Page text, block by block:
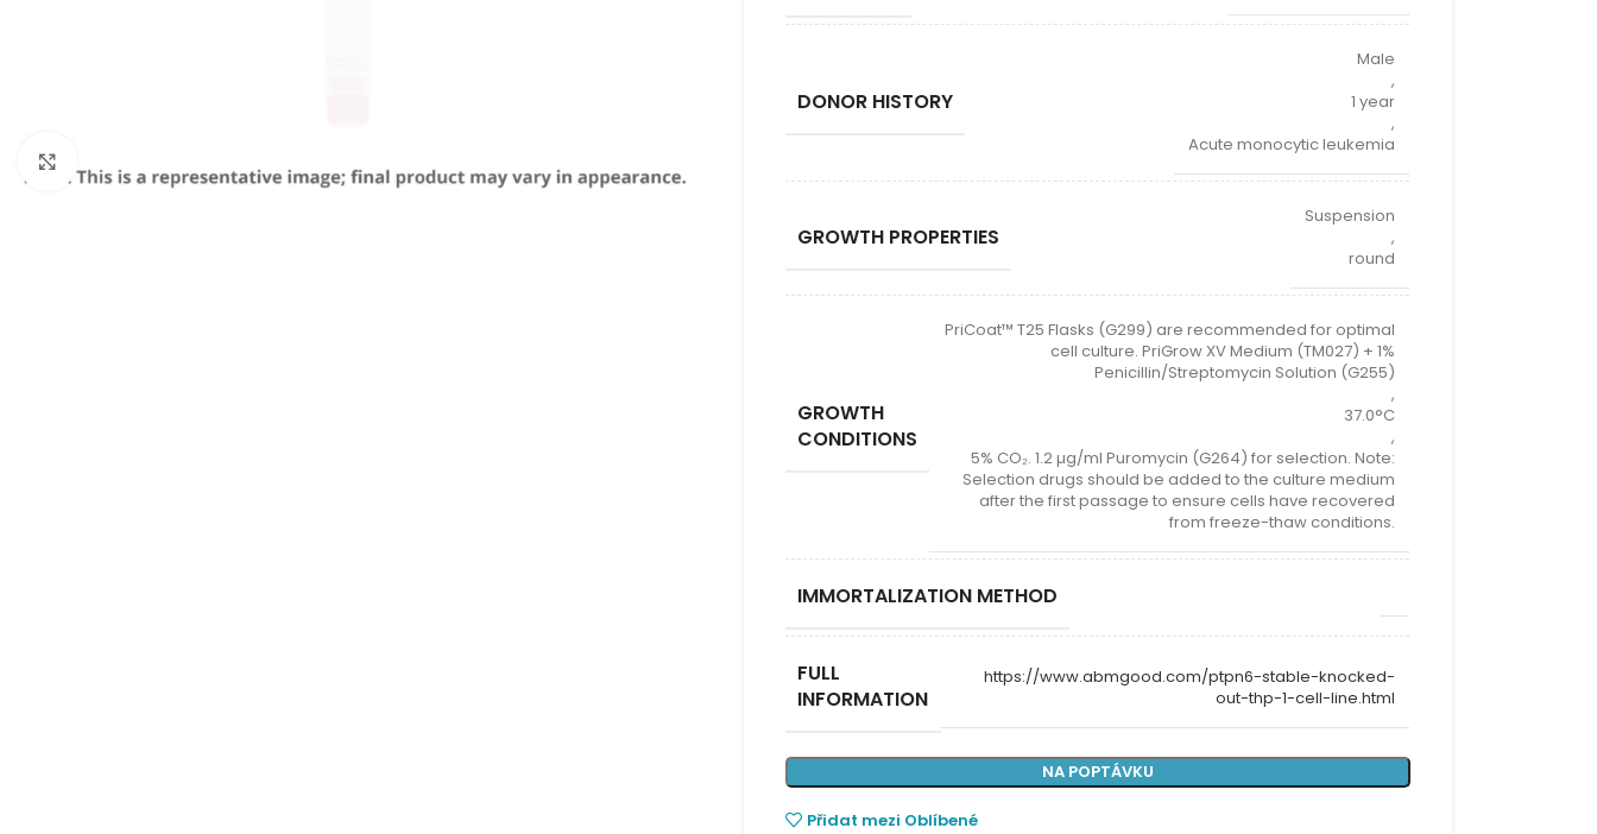
DONOR HISTORY
Male
,
1 year
,
Acute monocytic leukemia
GROWTH PROPERTIES
Suspension
,
round
GROWTH
CONDITIONS
PriCoat™ T25 Flasks (G299) are recommended for optimal
cell culture. PriGrow XV Medium (TM027) + 1%
Penicillin/Streptomycin Solution (G255)
,
37.0°C
,
5% CO₂. 1.2 µg/ml Puromycin (G264) for selection. Note:
Selection drugs should be added to the culture medium
after the first passage to ensure cells have recovered
from freeze-thaw conditions.
IMMORTALIZATION METHOD
FULL
INFORMATION
https://www.abmgood.com/ptpn6-stable-knocked-
out-thp-1-cell-line.html
NA POPTÁVKU
Přidat mezi Oblíbené